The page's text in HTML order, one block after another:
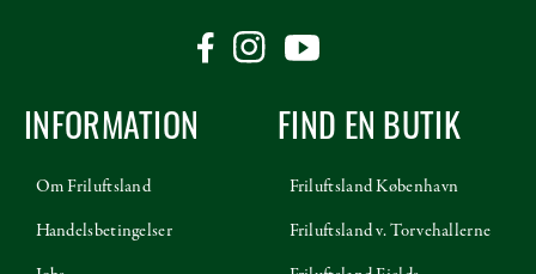
INFORMATION
Om Friluftsland
Handelsbetingelser
FIND EN BUTIK
Friluftsland København
Friluftsland v. Torvehallerne